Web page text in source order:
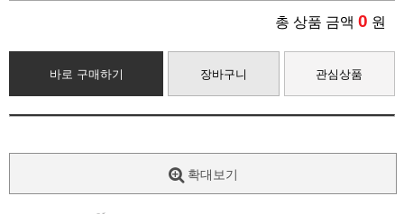
총 상품 금액 0 원
바로 구매하기 장바구니 관심상품
확대보기